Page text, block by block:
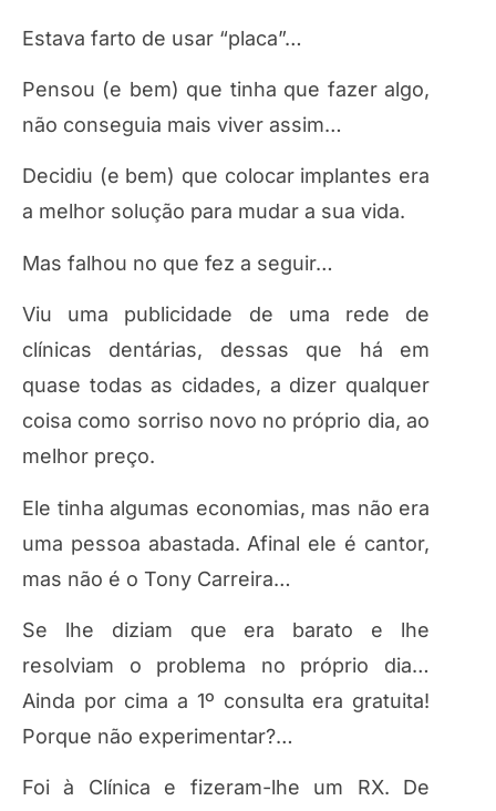
Estava farto de usar “placa”…
Pensou (e bem) que tinha que fazer algo,
não conseguia mais viver assim…
Decidiu (e bem) que colocar implantes era
a melhor solução para mudar a sua vida.
Mas falhou no que fez a seguir…
Viu uma publicidade de uma rede de
clínicas dentárias, dessas que há em
quase todas as cidades, a dizer qualquer
coisa como sorriso novo no próprio dia, ao
melhor preço.
Ele tinha algumas economias, mas não era
uma pessoa abastada. Afinal ele é cantor,
mas não é o Tony Carreira…
Se lhe diziam que era barato e lhe
resolviam o problema no próprio dia…
Ainda por cima a 1º consulta era gratuita!
Porque não experimentar?…
Foi à Clínica e fizeram-lhe um RX. De